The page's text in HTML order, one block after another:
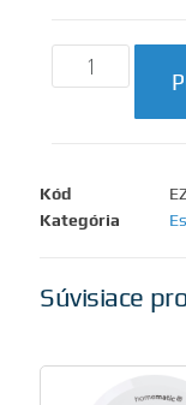
Kód
Kategória
Súvisiace